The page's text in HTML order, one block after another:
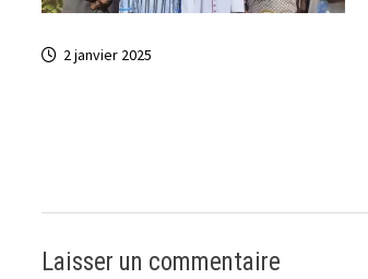
2 janvier 2025
Laisser un commentaire